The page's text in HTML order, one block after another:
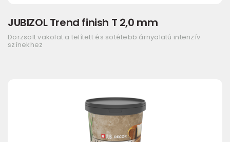
JUBIZOL Trend finish T 2,0 mm
Dörzsölt vakolat a telített és sötétebb árnyalatú intenzív
színekhez